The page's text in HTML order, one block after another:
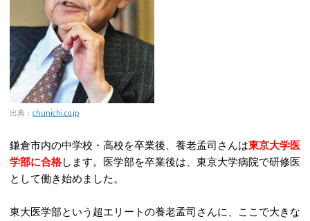
出典： chunichi.co.jp
鎌倉市内の中学校・高校を卒業後、養老孟司さんは東京大学医
学部に合格します。医学部を卒業後は、東京大学病院で研修医
として働き始めました。
東大医学部という超エリートの養老孟司さんに、ここで大きな